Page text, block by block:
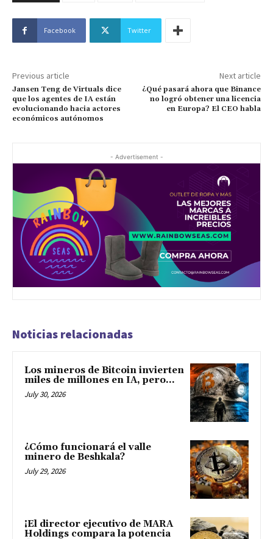
Facebook Twitter
Previous article
Jansen Teng de Virtuals dice
que los agentes de IA están
evolucionando hacia actores
económicos autónomos
Next article
¿Qué pasará ahora que Binance
no logró obtener una licencia
en Europa? El CEO habla
- Advertisement -
Noticias relacionadas
Los mineros de Bitcoin invierten
miles de millones en IA, pero...
July 30, 2026
¿Cómo funcionará el valle
minero de Beshkala?
July 29, 2026
¡El director ejecutivo de MARA
Holdings compara la potencia